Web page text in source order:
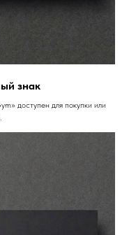
знак
доступен для покупки или